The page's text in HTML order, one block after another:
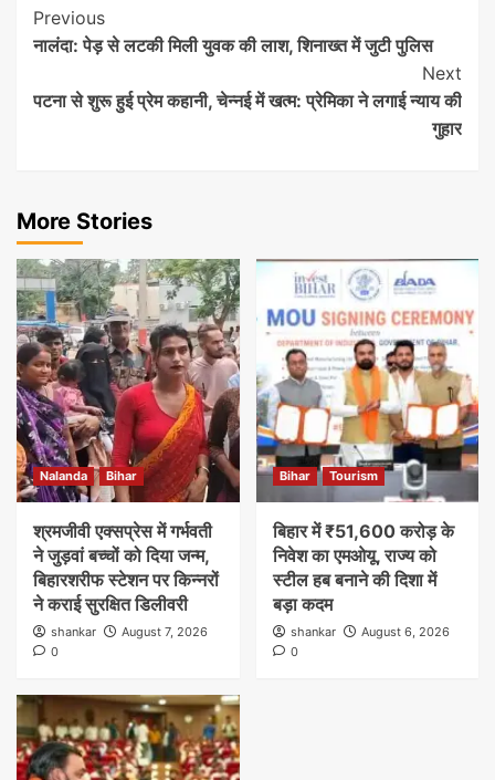
Post
Navigation
Previous
नालंदा: पेड़ से लटकी मिली युवक की लाश, शिनाख्त में जुटी पुलिस
Next
पटना से शुरू हुई प्रेम कहानी, चेन्नई में खत्म: प्रेमिका ने लगाई न्याय की
गुहार
More Stories
Nalanda Bihar
श्रमजीवी एक्सप्रेस में गर्भवती
ने जुड़वां बच्चों को दिया जन्म,
बिहारशरीफ स्टेशन पर किन्नरों
ने कराई सुरक्षित डिलीवरी
shankar
August 7, 2026
0
Bihar Tourism
बिहार में ₹51,600 करोड़ के
निवेश का एमओयू, राज्य को
स्टील हब बनाने की दिशा में
बड़ा कदम
shankar
August 6, 2026
0